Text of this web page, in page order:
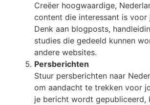
Creëer hoogwaardige,
content die interessant is voor
Denk aan blogposts,
studies die gedeeld kunnen
andere websites.
Persberichten
Stuur persberichten naar
om aandacht te trekken voor
je bericht wordt gepubliceerd,